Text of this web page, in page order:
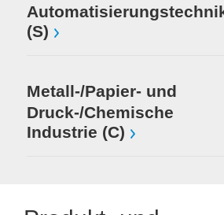
(S)
Metall-/Papier- und
Druck-/Chemische
Industrie (C)